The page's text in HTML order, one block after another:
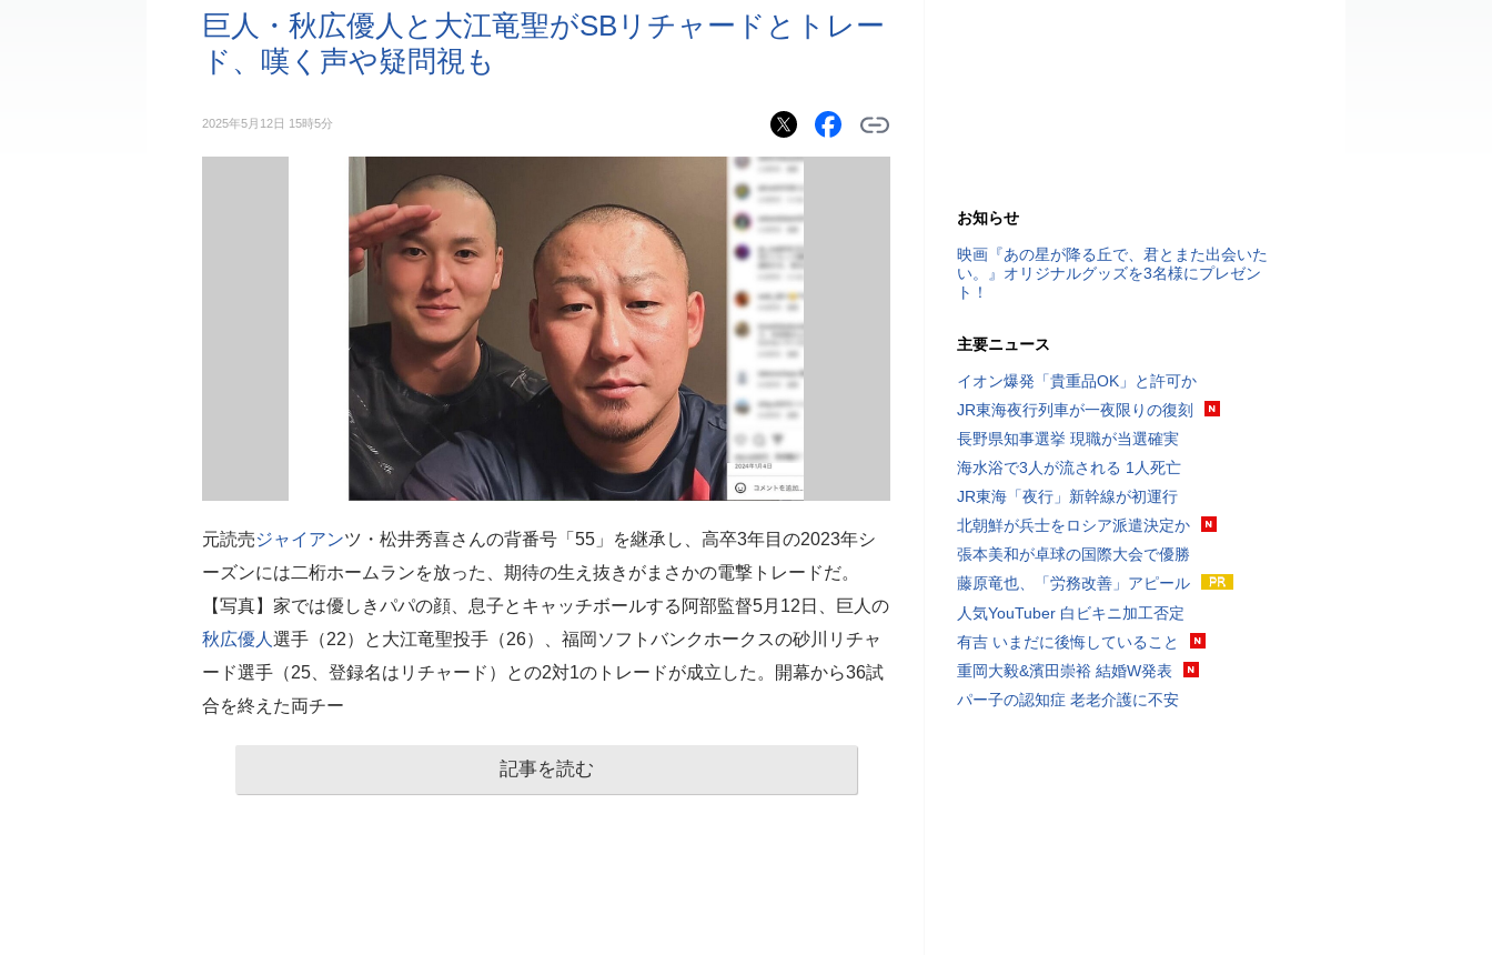
巨人・秋広優人と大江竜聖がSBリチャードとトレー
ド、嘆く声や疑問視も
2025年5月12日 15時5分
元読売ジャイアンツ・松井秀喜さんの背番号「55」を継承し、高卒3年目の2023年シ
ーズンには二桁ホームランを放った、期待の生え抜きがまさかの電撃トレードだ。
【写真】家では優しきパパの顔、息子とキャッチボールする阿部監督5月12日、巨人の
秋広優人 選手（22）と大江竜聖投手（26）、福岡ソフトバンクホークスの砂川リチャ
ード選手（25、登録名はリチャード）との2対1のトレードが成立した。開幕から36試
合を終えた両チー
記事を読む
お知らせ
映画『あの星が降る丘で、君とまた出会いた
い。』オリジナルグッズを3名様にプレゼン
ト！
主要ニュース
イオン爆発「貴重品OK」と許可か
JR東海夜行列車が一夜限りの復刻
長野県知事選挙 現職が当選確実
海水浴で3人が流される 1人死亡
JR東海「夜行」新幹線が初運行
北朝鮮が兵士をロシア派遣決定か
張本美和が卓球の国際大会で優勝
藤原竜也、「労務改善」アピール
人気YouTuber 白ビキニ加工否定
有吉 いまだに後悔していること
重岡大毅&濱田崇裕 結婚W発表
パー子の認知症 老老介護に不安